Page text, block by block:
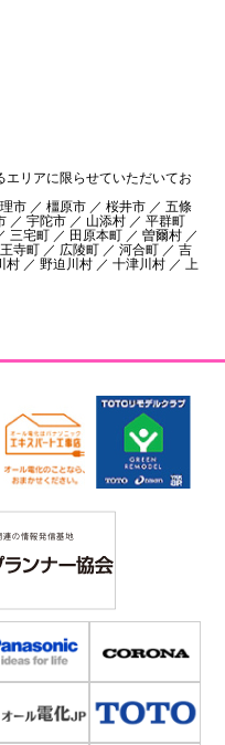
エリアに限らせていただいてお
市 ／ 橿原市 ／ 桜井市 ／ 五條
／ 宇陀市 ／ 山添村 ／ 平群町
三宅町 ／ 田原本町 ／ 曽爾村 ／
寺町 ／ 広陵町 ／ 河合町 ／ 吉
／ 野迫川村 ／ 十津川村 ／ 上